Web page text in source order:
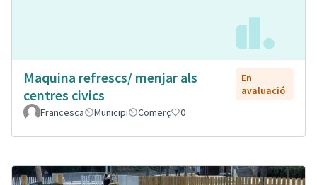
Maquina refrescs/ menjar als
centres civics
En
avaluació
Francesca
Municipi Comerç 0